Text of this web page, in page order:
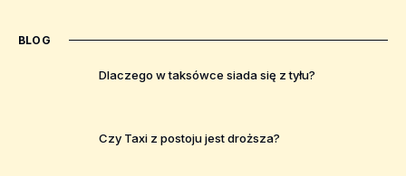
BLOG
Dlaczego w taksówce siada się z tyłu?
Czy Taxi z postoju jest droższa?